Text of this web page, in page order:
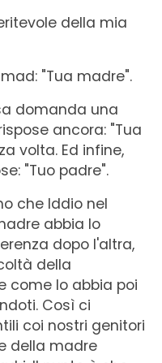
della mia
"Tua madre".
domanda una
ancora: "Tua
volta. Ed infine,
"Tuo padre".
che Iddio nel
abbia lo
dopo l'altra,
della
come lo abbia poi
Così ci
coi nostri genitori
della madre